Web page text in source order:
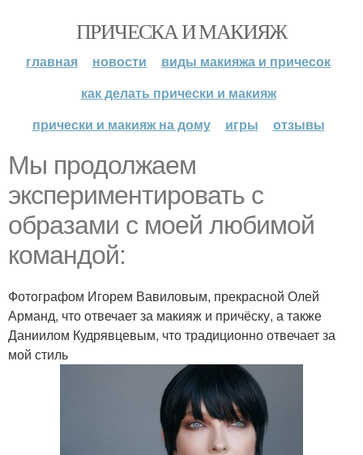
ПРИЧЕСКА И МАКИЯЖ
главная новости
виды макияжа и причесок
как делать прически и макияж
прически и макияж на дому
игры отзывы
Мы продолжаем
экспериментировать с
образами с моей любимой
командой:
Фотографом Игорем Вавиловым, прекрасной Олей
Арманд, что отвечает за макияж и причёску, а также
Даниилом Кудрявцевым, что традиционно отвечает за
мой стиль